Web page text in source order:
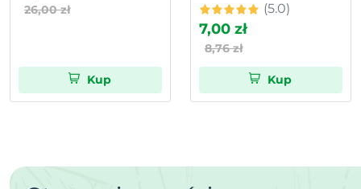
26,00 zł
Kup
(5.0)
7,00 zł
8,76 zł
Kup